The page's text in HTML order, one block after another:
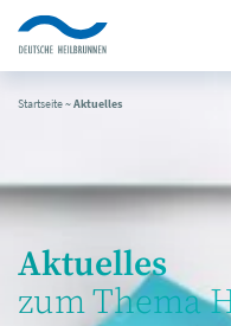
Startseite~Aktuelles
Aktuelles
zum Thema